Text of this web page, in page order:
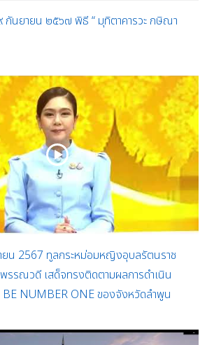
นยายน ๒๕๖๗ พิธี “ มุทิตาคารวะ กษิณา
น 2567 ทูลกระหม่อมหญิงอุบลรัตนราช
รณวดี เสด็จทรงติดตามผลการดำเนิน
BE NUMBER ONE ของจังหวัดลำพูน